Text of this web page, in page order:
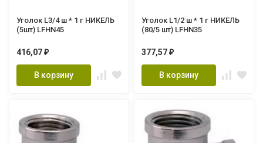
Уголок L3/4 ш * 1 г НИКЕЛЬ
(5шт) LFHN45
416,07 ₽
В корзину
Уголок L1/2 ш * 1 г НИКЕЛЬ
(80/5 шт) LFHN35
377,57 ₽
В корзину